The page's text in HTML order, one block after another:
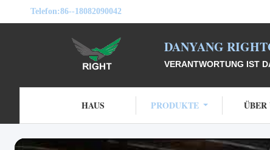
Telefon:86--18082090042
DANYANG
VERANTWORTUNG IST
HAUS PRODUKTE ÜBER